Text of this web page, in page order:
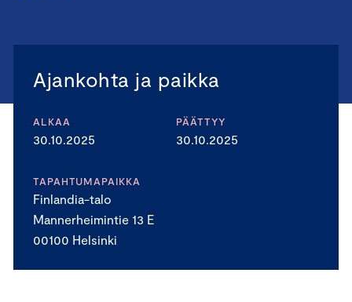
Ajankohta ja paikka
ALKAA
30.10.2025
PÄÄTTYY
30.10.2025
TAPAHTUMAPAIKKA
Finlandia-talo
Mannerheimintie 13 E
00100 Helsinki